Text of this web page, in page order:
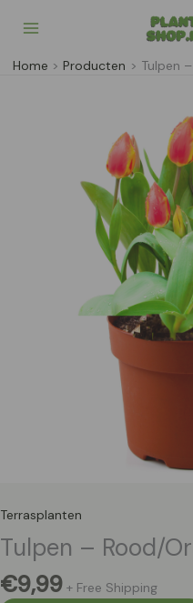
naar
inhoud
Home Producten Tulpen
Terrasplanten
Tulpen – Rood/
€9,99 + Free Shipping